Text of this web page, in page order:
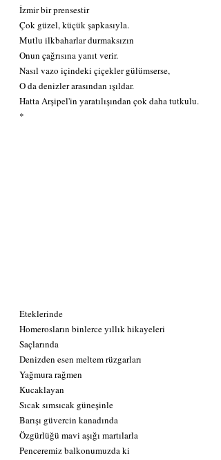
İzmir bir prensestir
Çok güzel, küçük şapkasıyla.
Mutlu ilkbaharlar durmaksızın
Onun çağrısına yanıt verir.
Nasıl vazo içindeki çiçekler gülümserse,
O da denizler arasından ışıldar.
Hatta Arşipel'in yaratılışından çok daha tutkulu.
*
Eteklerinde
Homerosların binlerce yıllık hikayeleri
Saçlarında
Denizden esen meltem rüzgarları
Yağmura rağmen
Kucaklayan
Sıcak sımsıcak güneşinle
Barışı güvercin kanadında
Özgürlüğü mavi aşığı martılarla
Penceremiz balkonumuzda ki